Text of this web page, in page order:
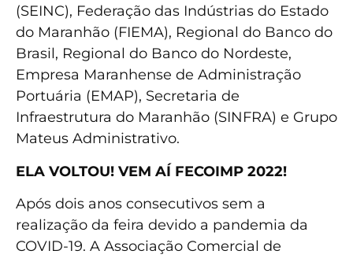
(SEINC), Federação das Indústrias do Estado
do Maranhão (FIEMA), Regional do Banco do
Brasil, Regional do Banco do Nordeste,
Empresa Maranhense de Administração
Portuária (EMAP), Secretaria de
Infraestrutura do Maranhão (SINFRA) e Grupo
Mateus Administrativo.
ELA VOLTOU! VEM AÍ FECOIMP 2022!
Após dois anos consecutivos sem a
realização da feira devido a pandemia da
COVID-19. A Associação Comercial de